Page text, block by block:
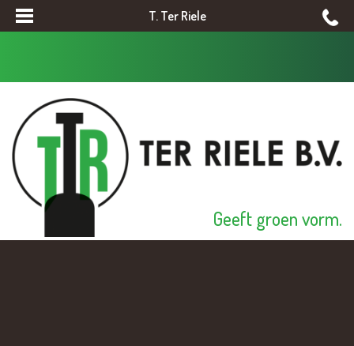
T. Ter Riele
Geeft groen vorm.